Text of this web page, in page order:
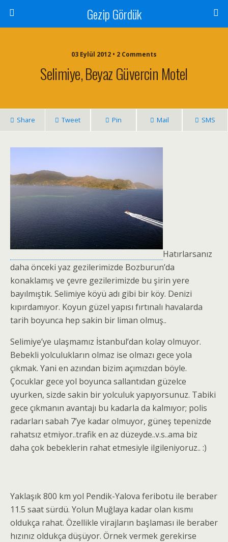
Gezip Gördük
03 Eylül 2012 • 2 Comments
Selimiye, Beyaz Güvercin Motel
Share Tweet Pin Mail SMS
Hatırlarsanız
daha önceki yaz gezilerimizde Bozburun’da
konaklamış ve çevre gezilerimizde bu şirin yere
bayılmıştık. Selimiye köyü adı gibi bir köy. Denizi
kıpırdamıyor. Koyun güzel yapısı fırtınalı havalarda
tarih boyunca hep sakin bir liman olmuş..
Selimiye’ye ulaşmamız İstanbul’dan kolay olmuyor.
Bebekli yolculukların olmaz ise olmazı gece yola
çıkmak. Yani en azından bizim açımızdan böyle.
Çocuklar gece yol boyunca sallantıdan güzelce
uyurken, sizde sakin bir yolculuk yapıyorsunuz. Tabiki
gece çıkmanın avantajı bu kadarla da kalmıyor; polis
radarları sabah 7’ye kadar olmuyor, güneş tepenizde
rahatsız etmiyor..trafik en az düzeyde..v.s..ama biz
daha çok bebeklerin rahat etmesiyle ilgileniyoruz.. :)
Yaklaşık 800 km yol Pendik-Yalova feribotu ile beraber
11.5 saat sürdü. Yolun Muğlaya kadar olan kısmı
oldukça rahat. Özellikle virajların başlaması ile beraber
hızınız oldukça düşüyor. Örnek vermek gerekirse